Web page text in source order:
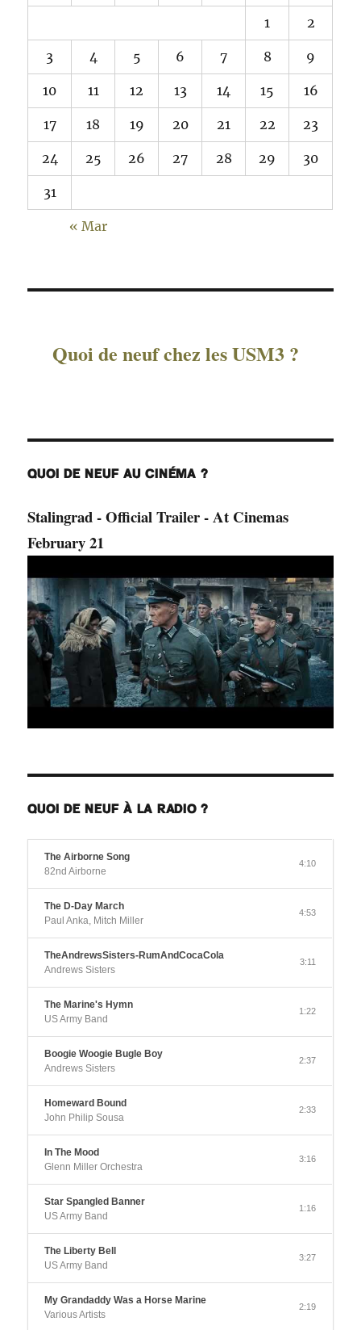
1 2
3 4 5 6 7 8 9
10 11 12 13 14 15 16
17 18 19 20 21 22 23
24 25 26 27 28 29 30
31
« Mar
Quoi de neuf chez les USM3 ?
QUOI DE NEUF AU CINÉMA ?
Stalingrad - Official Trailer - At Cinemas
February 21
QUOI DE NEUF À LA RADIO ?
The Airborne Song
82nd Airborne
4:10
The D-Day March
Paul Anka, Mitch Miller
4:53
TheAndrewsSisters-RumAndCocaCola
Andrews Sisters
3:11
The Marine's Hymn
US Army Band
1:22
Boogie Woogie Bugle Boy
Andrews Sisters
2:37
Homeward Bound
John Philip Sousa
2:33
In The Mood
Glenn Miller Orchestra
3:16
Star Spangled Banner
US Army Band
1:16
The Liberty Bell
US Army Band
3:27
My Grandaddy Was a Horse Marine
Various Artists
2:19